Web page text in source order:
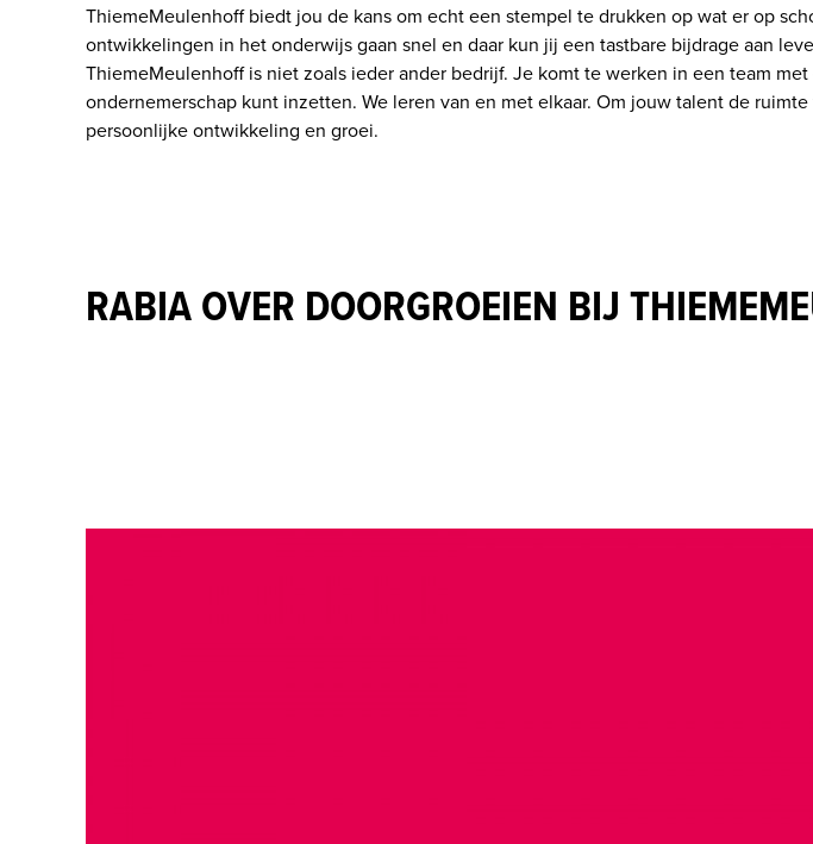
ThiemeMeulenhoff biedt jou de kans om echt een stempel te drukken op wat er op
ontwikkelingen in het onderwijs gaan snel en daar kun jij een tastbare bijdrage aan
ThiemeMeulenhoff is niet zoals ieder ander bedrijf. Je komt te werken in een team
ondernemerschap kunt inzetten. We leren van en met elkaar. Om jouw talent de
persoonlijke ontwikkeling en groei.
RABIA OVER DOORGROEIEN BIJ